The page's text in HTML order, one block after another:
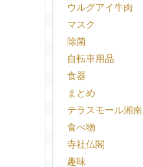
ウルグアイ牛肉
マスク
除菌
自転車用品
食器
まとめ
テラスモール湘南
食べ物
寺社仏閣
趣味